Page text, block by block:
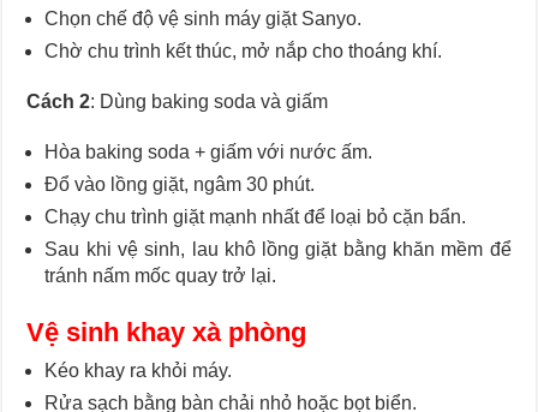
Chọn chế độ vệ sinh máy giặt Sanyo.
Chờ chu trình kết thúc, mở nắp cho thoáng khí.
Cách 2: Dùng baking soda và giấm
Hòa baking soda + giấm với nước ấm.
Đổ vào lồng giặt, ngâm 30 phút.
Chạy chu trình giặt mạnh nhất để loại bỏ cặn bẩn.
Sau khi vệ sinh, lau khô lồng giặt bằng khăn mềm để
tránh nấm mốc quay trở lại.
Vệ sinh khay xà phòng
Kéo khay ra khỏi máy.
Rửa sạch bằng bàn chải nhỏ hoặc bọt biển.